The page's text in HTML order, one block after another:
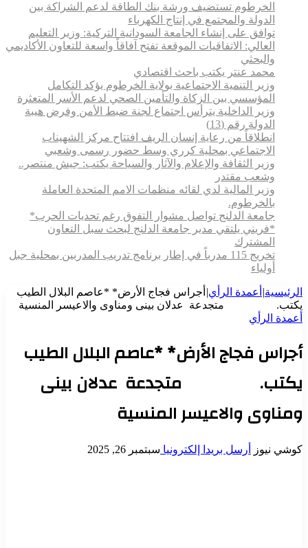
الخرطوم تستضيف ورشة بنك الطاقة لدعم الشراكة بين
الدولة والمجتمع في إنتاج الكهرباء
توافق على إنشاء الجامعة السودانية التركية: وزير التعليم
العالي: الاتفاقيات الموقعة تفتح آفاقاً واسعة للتعاون الأكاديمي
والبحثي
محمد عنتر يكتب باحث اقتصادي
وزير التنمية الاجتماعية بولاية الخرطوم يؤكد التكامل
المؤسسي بين الزكاة والتأمين الصحي لدعم الأسر المتعثرة
وزير الداخلية يترأس اجتماع لجنة ضبط الأمن وفرض هيبة
الدولة رقم (13)
انطلاقاً من رعاية إنسان الريف افتتاح مركز الشهيناب
الاجتماعي بمحلية كرري وسط حضور رسمى وشعبي
وزير الثقافة والإعلام والآثار والسياحة يكتب: جيش منتصر..
وشعب مقتدر
وزير المالية لدي لقائه منظمات الامم المتحدة العاملة
بالخرطوم.
جامعة الدلنج تواصل مشوار التفوق رغم تحديات الحرب*
*فريني يلتقي مدير جامعة الدلنج لبحث سبل التعاون
المشترك
تخريج 115 مدرباً في إطار برنامج تدريب المدربين بمحلية جبل
أولياء
الرئيسية| أعمدة الرأي| أجراس فجاج الأرض* *عاصم البلال الطيب
يكتب. متجدعة عدلان بينى ومناوى والاعيسر المنسية
أعمدة الرأي
أجراس فجاج الأرض* *عاصم البلال الطيب
يكتب. متجدعة عدلان بينى
ومناوى والاعيسر المنسية
كوشي نيوز أرسل بريدا إلكترونيا سبتمبر 26, 2025